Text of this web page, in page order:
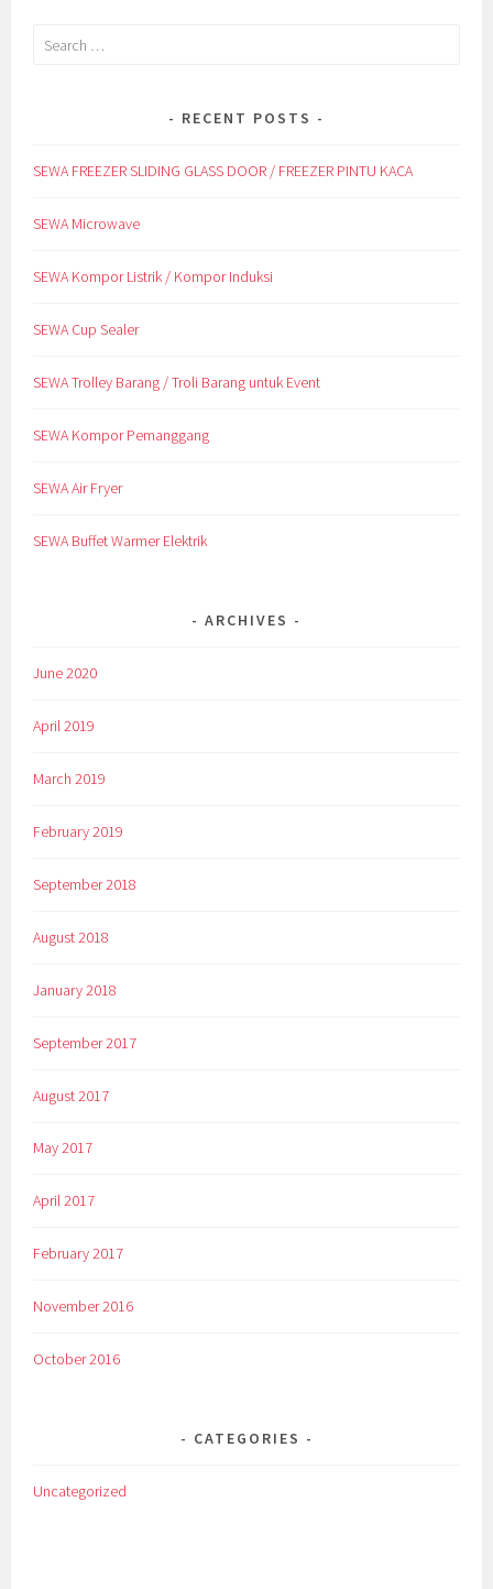
Search
RECENT POSTS
SEWA FREEZER SLIDING GLASS DOOR / FREEZER PINTU KACA
SEWA Microwave
SEWA Kompor Listrik / Kompor Induksi
SEWA Cup Sealer
SEWA Trolley Barang / Troli Barang untuk Event
SEWA Kompor Pemanggang
SEWA Air Fryer
SEWA Buffet Warmer Elektrik
ARCHIVES
June 2020
April 2019
March 2019
February 2019
September 2018
August 2018
January 2018
September 2017
August 2017
May 2017
April 2017
February 2017
November 2016
October 2016
CATEGORIES
Uncategorized